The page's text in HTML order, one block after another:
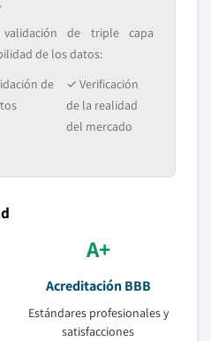
de triple capa
de los datos:
de
✓ Verificación
de la realidad
del mercado
A+
Acreditación BBB
Estándares profesionales y
satisfacciones